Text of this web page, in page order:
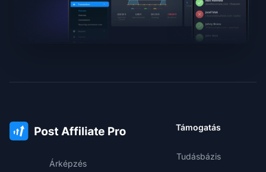
Árképzés
Támogatás
Tudásbázis